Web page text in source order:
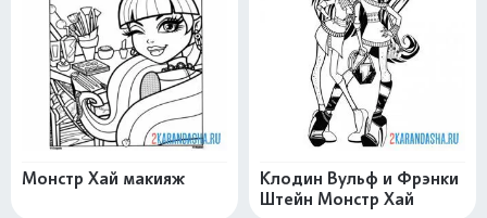
Монстр Хай макияж
Клодин Вульф и Фрэнки
Штейн Монстр Хай